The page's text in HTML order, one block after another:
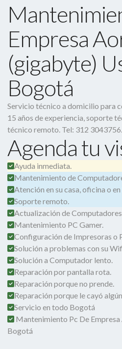
Empresa
(gigabyte)
Bogotá
Servicio técnico a domicilio para
15 años de experiencia, soporte
técnico remoto. Tel: 312 3043756.
Agenda tu
Ayuda inmediata.
Mantenimiento de
Atención en su casa, oficina o
Soporte remoto.
Actualización de
Mantenimiento PC Gamer.
Configuración de Impresoras o
Solución a problemas con su
Solución a Computador lento.
Reparación por pantalla rota.
Reparación porque no prende.
Reparación porque le cayó
Servicio en todo Bogotá
Mantenimiento Pc De
Bogotá